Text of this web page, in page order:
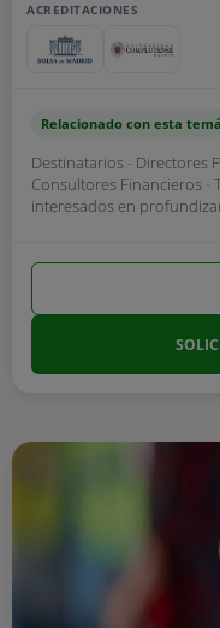
ACREDITACIONES
Relacionado con esta
Destinatarios - Directores
Consultores Financieros -
interesados en